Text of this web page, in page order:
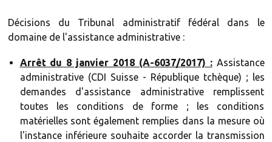
Décisions du Tribunal administratif fédéral dans le
domaine de l'assistance administrative :
Arrêt du 8 janvier 2018 (A-6037/2017) :Assistance
administrative (CDI Suisse - République tchèque) ; les
demandes d'assistance administrative remplissent
toutes les conditions de forme ; les conditions
matérielles sont également remplies dans la mesure où
l'instance inférieure souhaite accorder la transmission